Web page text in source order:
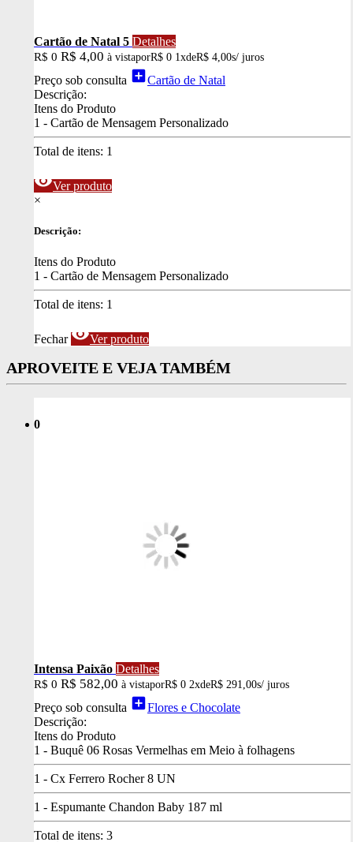
Cartão de Natal 5 Detalhes
R$ 0 R$ 4,00 à vistaporR$ 0 1xdeR$ 4,00s/ juros
Preço sob consulta add_boxCartão de Natal
Descrição:
Itens do Produto
1 - Cartão de Mensagem Personalizado
Total de itens: 1
visibilityVer produto
×
Descrição:
Itens do Produto
1 - Cartão de Mensagem Personalizado
Total de itens: 1
Fechar visibilityVer produto
APROVEITE E VEJA TAMBÉM
0
Intensa Paixão Detalhes
R$ 0 R$ 582,00 à vistaporR$ 0 2xdeR$ 291,00s/ juros
Preço sob consulta add_boxFlores e Chocolate
Descrição:
Itens do Produto
1 - Buquê 06 Rosas Vermelhas em Meio à folhagens
1 - Cx Ferrero Rocher 8 UN
1 - Espumante Chandon Baby 187 ml
Total de itens: 3